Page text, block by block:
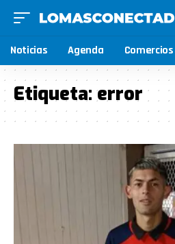
Noticias Agenda Comercios
Etiqueta:error